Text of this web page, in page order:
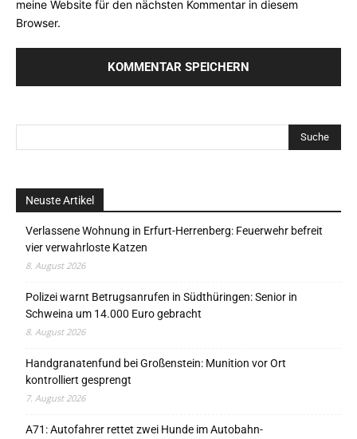
meine Website für den nächsten Kommentar in diesem
Browser.
Neuste Artikel
Verlassene Wohnung in Erfurt-Herrenberg: Feuerwehr befreit
vier verwahrloste Katzen
8. August 2026
Polizei warnt Betrugsanrufen in Südthüringen: Senior in
Schweina um 14.000 Euro gebracht
8. August 2026
Handgranatenfund bei Großenstein: Munition vor Ort
kontrolliert gesprengt
7. August 2026
A71: Autofahrer rettet zwei Hunde im Autobahn-